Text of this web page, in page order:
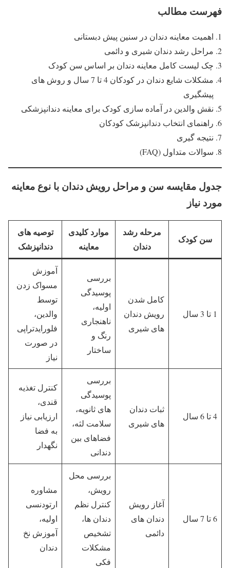
فهرست مطالب
اهمیت معاینه دندان در سنین پیش دبستانی
مراحل رشد دندان شیری و دائمی
چک لیست کامل معاینه دندان بر اساس سن کودک
مشکلات شایع دندان در کودکان 4 تا 7 سال و روش های
پیشگیری
نقش والدین در آماده سازی کودک برای معاینه دندانپزشکی
راهنمای انتخاب دندانپزشک کودکان
نتیجه گیری
سوالات متداول (FAQ)
جدول مقایسه سن و مراحل رویش دندان با نوع معاینه
مورد نیاز
سن کودک
مرحله رشد
دندان
موارد کلیدی
معاینه
توصیه های
دندانپزشک
1 تا 3 سال
کامل شدن
رویش دندان
های شیری
بررسی
پوسیدگی
اولیه،
ناهنجاری
رنگ و
ساختار
آموزش
مسواک زدن
توسط
والدین،
فلورایدتراپی
در صورت
نیاز
4 تا 6 سال
ثبات دندان
های شیری
بررسی
پوسیدگی
های ثانویه،
سلامت لثه،
فضاهای بین
دندانی
کنترل تغذیه
قندی،
ارزیابی نیاز
به فضا
نگهدار
6 تا 7 سال
آغاز رویش
دندان های
دائمی
بررسی محل
رویش،
کنترل نظم
دندان ها،
تشخیص
مشکلات
فکی
مشاوره
ارتودنسی
اولیه،
آموزش نخ
دندان